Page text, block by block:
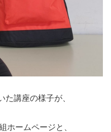
た講座の様子が、
ホームページと、